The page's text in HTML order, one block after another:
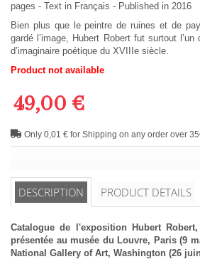
pages - Text in Français - Published in 2016
Bien plus que le peintre de ruines et de
gardé l’image, Hubert Robert fut surtout
d’imaginaire poétique du XVIIIe siècle.
Product not available
49,00 €
Only 0,01 € for Shipping on any order over
DESCRIPTION PRODUCT DETAILS
Catalogue de l'exposition Hubert
présentée au musée du Louvre, Paris (9
National Gallery of Art, Washington (26